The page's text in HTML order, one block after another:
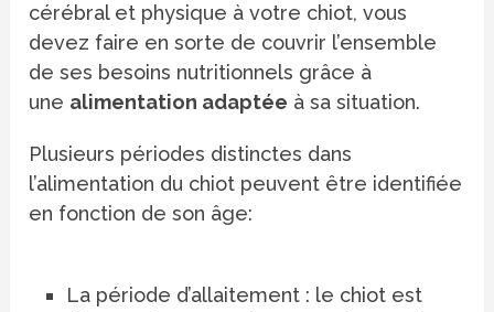
cérébral et physique à votre chiot, vous
devez faire en sorte de couvrir l’ensemble
de ses besoins nutritionnels grâce à
une alimentation adaptée à sa situation.
Plusieurs périodes distinctes dans
l’alimentation du chiot peuvent être identifiée
en fonction de son âge:
La période d’allaitement : le chiot est